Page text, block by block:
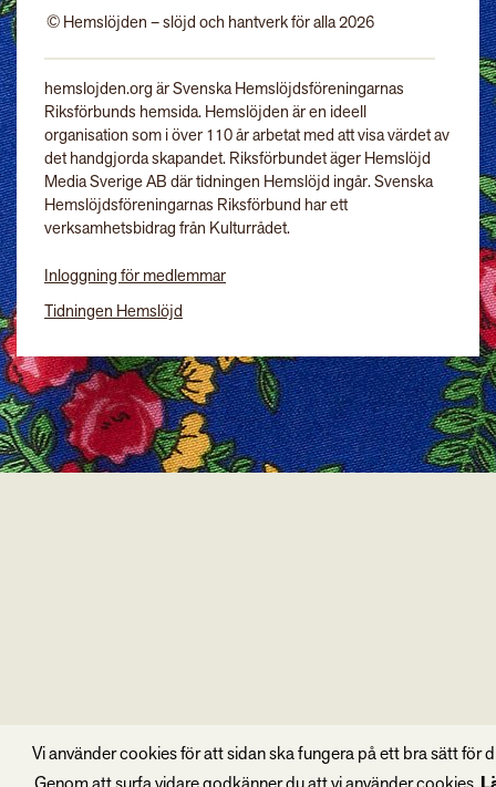
© Hemslöjden – slöjd och hantverk för alla 2026
hemslojden.org är Svenska Hemslöjdsföreningarnas
Riksförbunds hemsida. Hemslöjden är en ideell
organisation som i över 110 år arbetat med att visa värdet av
det handgjorda skapandet. Riksförbundet äger Hemslöjd
Media Sverige AB där tidningen Hemslöjd ingår. Svenska
Hemslöjdsföreningarnas Riksförbund har ett
verksamhetsbidrag från Kulturrådet.
Inloggning för medlemmar
Tidningen Hemslöjd
Vi använder cookies för att sidan ska fungera på ett bra sätt för